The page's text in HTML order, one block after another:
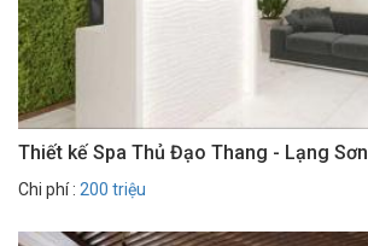
Thiết kế Spa Thủ Đạo Thang - Lạng Sơn
Chi phí : 200 triệu